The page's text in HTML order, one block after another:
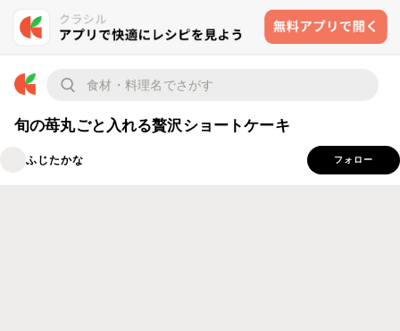
旬の苺丸ごと入れる贅沢ショートケーキ
ふじたかな フォロー